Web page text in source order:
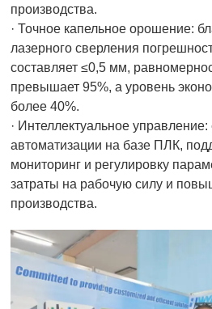
производства.
· Точное капельное орошение:
лазерного сверления
составляет ≤0,5 мм,
превышает 95%, а уровень
более 40%.
· Интеллектуальное
автоматизации на базе ПЛК,
мониторинг и регулировку
затраты на рабочую силу и
производства.